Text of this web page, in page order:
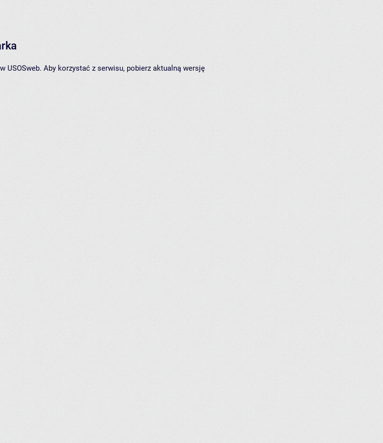
USOSweb. Aby korzystać z serwisu, pobierz aktualną wersję